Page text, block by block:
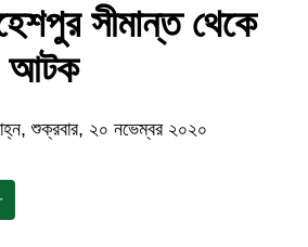
সীমান্ত থেকে
আটক
শুক্রবার, ২০ নভেম্বর ২০২০